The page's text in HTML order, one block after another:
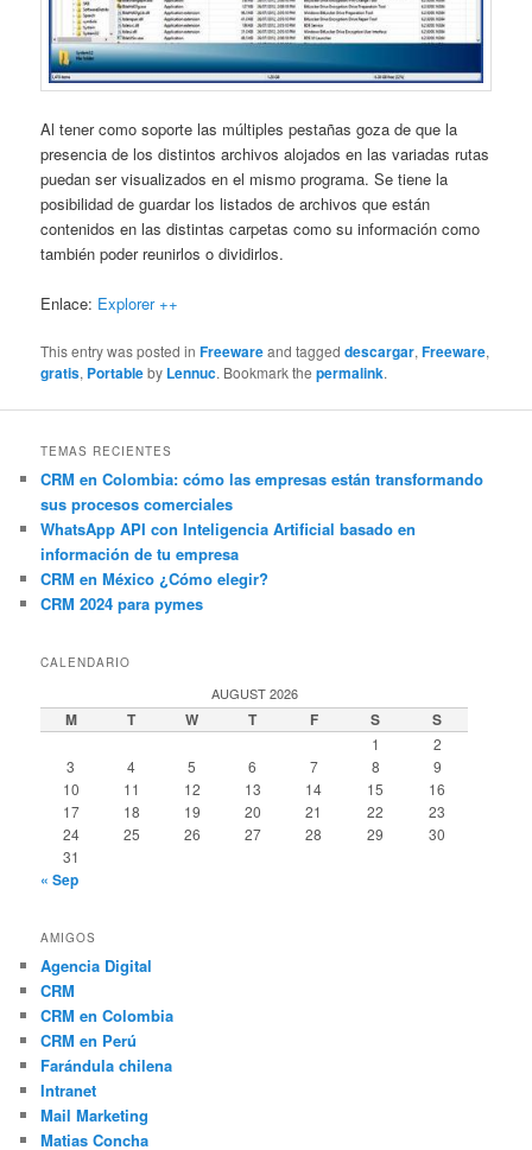
Al tener como soporte las múltiples pestañas goza de que la
presencia de los distintos archivos alojados en las variadas rutas
puedan ser visualizados en el mismo programa. Se tiene la
posibilidad de guardar los listados de archivos que están
contenidos en las distintas carpetas como su información como
también poder reunirlos o dividirlos.
Enlace: Explorer ++
This entry was posted inFreewareand taggeddescargar,Freeware,
gratis, Portableby Lennuc. Bookmark thepermalink.
TEMAS RECIENTES
CRM en Colombia: cómo las empresas están transformando
sus procesos comerciales
WhatsApp API con Inteligencia Artificial basado en
información de tu empresa
CRM en México ¿Cómo elegir?
CRM 2024 para pymes
CALENDARIO
AUGUST 2026
M T W T F S S
1
2
3
4 5 6 7 8
9
10
11 12 13 14 15
16
17
18 19 20 21 22
23
24
25 26 27 28 29
30
31
« Sep
AMIGOS
Agencia Digital
CRM
CRM en Colombia
CRM en Perú
Farándula chilena
Intranet
Mail Marketing
Matias Concha